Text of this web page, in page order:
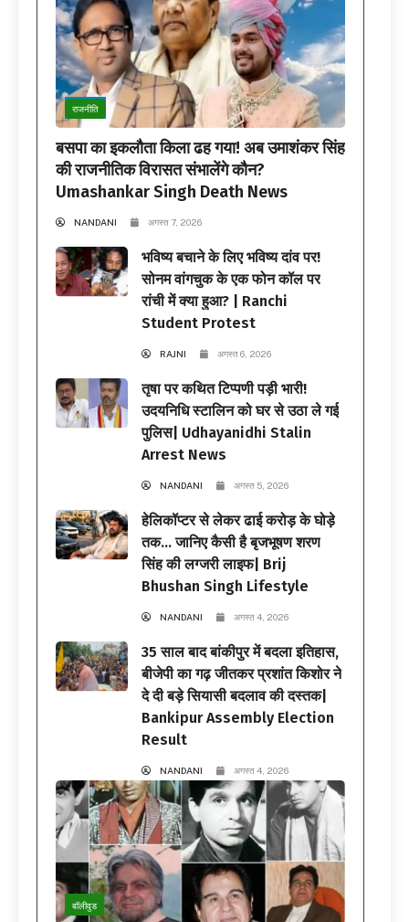
राजनीति
बसपा का इकलौता किला ढह गया! अब उमाशंकर सिंह
की राजनीतिक विरासत संभालेंगे कौन?
Umashankar Singh Death News
NANDANI अगस्त 7, 2026
भविष्य बचाने के लिए भविष्य दांव पर!
सोनम वांगचुक के एक फोन कॉल पर
रांची में क्या हुआ? | Ranchi
Student Protest
RAJNI अगस्त 6, 2026
तृषा पर कथित टिप्पणी पड़ी भारी!
उदयनिधि स्टालिन को घर से उठा ले गई
पुलिस| Udhayanidhi Stalin
Arrest News
NANDANI अगस्त 5, 2026
हेलिकॉप्टर से लेकर ढाई करोड़ के घोड़े
तक… जानिए कैसी है बृजभूषण शरण
सिंह की लग्जरी लाइफ| Brij
Bhushan Singh Lifestyle
NANDANI अगस्त 4, 2026
35 साल बाद बांकीपुर में बदला इतिहास,
बीजेपी का गढ़ जीतकर प्रशांत किशोर ने
दे दी बड़े सियासी बदलाव की दस्तक|
Bankipur Assembly Election
Result
NANDANI अगस्त 4, 2026
बॉलीवुड